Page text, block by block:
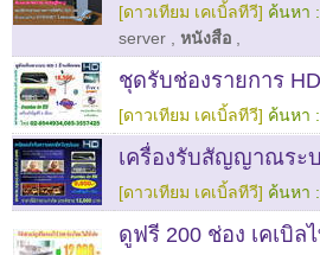
[ดาวเทียม เคเบิ้ลทีวี] ค้นหา :
server
หนังสือ
ชุดรับช่องรายการ
[ดาวเทียม เคเบิ้ลทีวี] ค้นหา :
เครื่องรับสัญญาณระ
[ดาวเทียม เคเบิ้ลทีวี] ค้นหา :
ดูฟรี 200 ช่อง เคเบิ